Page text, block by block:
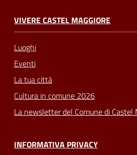
VIVERE CASTEL MAGGIORE
Luoghi
Eventi
La tua città
Cultura in comune 2026
La newsletter del Comune di Castel
INFORMATIVA PRIVACY